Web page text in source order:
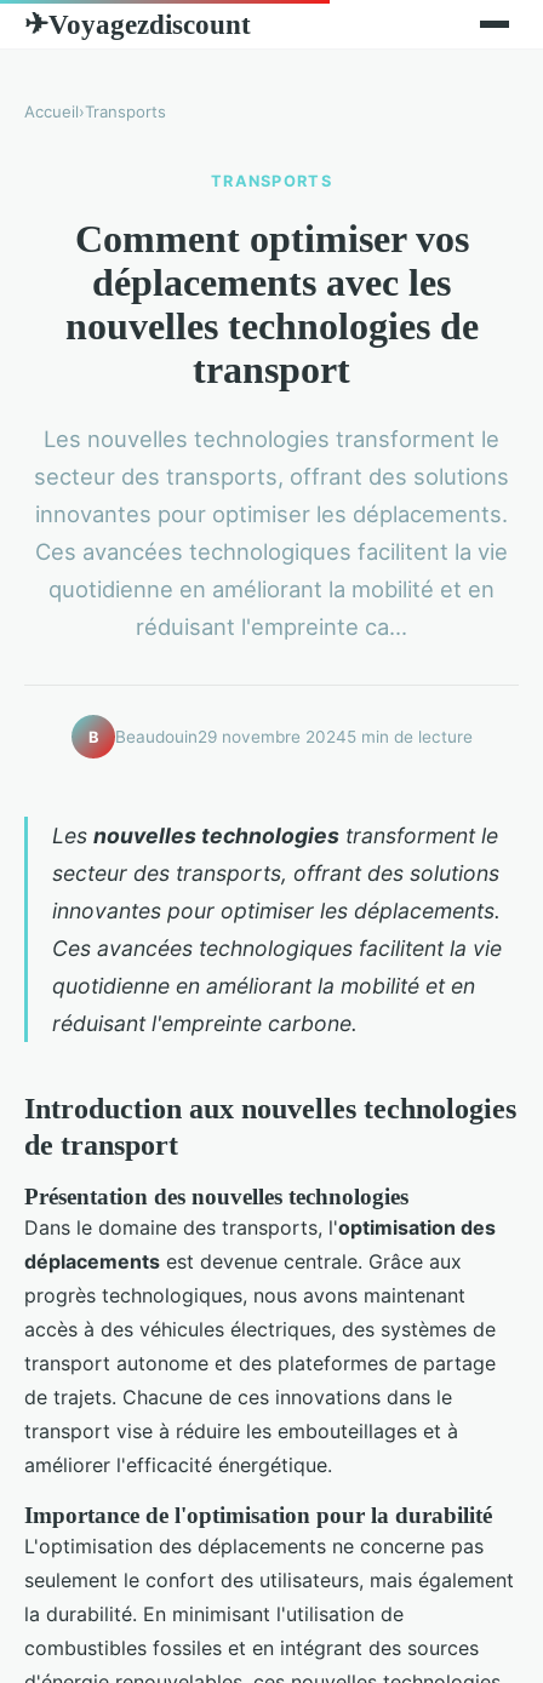
✈Voyagezdiscount
Accueil›Transports
TRANSPORTS
Comment optimiser vos
déplacements avec les
nouvelles technologies de
transport
Les nouvelles technologies transforment le
secteur des transports, offrant des solutions
innovantes pour optimiser les déplacements.
Ces avancées technologiques facilitent la vie
quotidienne en améliorant la mobilité et en
réduisant l'empreinte ca...
B Beaudouin29 novembre 20245 min de lecture
Les nouvelles technologies transforment le
secteur des transports, offrant des solutions
innovantes pour optimiser les déplacements.
Ces avancées technologiques facilitent la vie
quotidienne en améliorant la mobilité et en
réduisant l'empreinte carbone.
Introduction aux nouvelles technologies
de transport
Présentation des nouvelles technologies
Dans le domaine des transports, l'optimisation des
déplacements est devenue centrale. Grâce aux
progrès technologiques, nous avons maintenant
accès à des véhicules électriques, des systèmes de
transport autonome et des plateformes de partage
de trajets. Chacune de ces innovations dans le
transport vise à réduire les embouteillages et à
améliorer l'efficacité énergétique.
Importance de l'optimisation pour la durabilité
L'optimisation des déplacements ne concerne pas
seulement le confort des utilisateurs, mais également
la durabilité. En minimisant l'utilisation de
combustibles fossiles et en intégrant des sources